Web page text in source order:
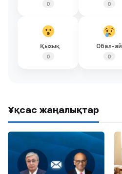
0 0
Қызық
0
Обал-ай
0
Ұқсас жаңалықтар